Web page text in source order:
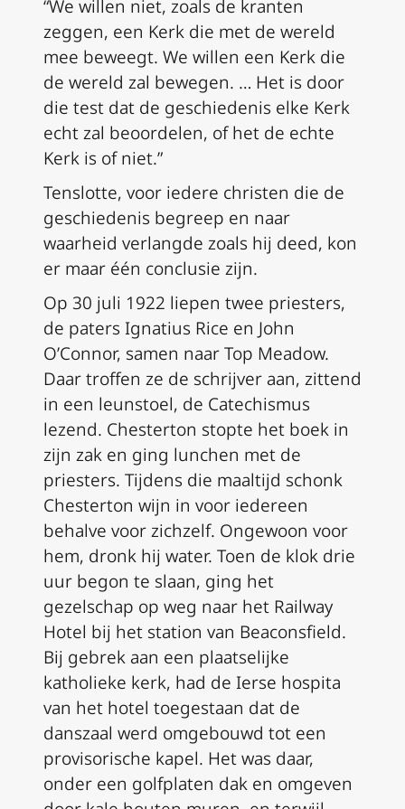
“We willen niet, zoals de kranten
zeggen, een Kerk die met de wereld
mee beweegt. We willen een Kerk die
de wereld zal bewegen. … Het is door
die test dat de geschiedenis elke Kerk
echt zal beoordelen, of het de echte
Kerk is of niet.”
Tenslotte, voor iedere christen die de
geschiedenis begreep en naar
waarheid verlangde zoals hij deed, kon
er maar één conclusie zijn.
Op 30 juli 1922 liepen twee priesters,
de paters Ignatius Rice en John
O’Connor, samen naar Top Meadow.
Daar troffen ze de schrijver aan, zittend
in een leunstoel, de Catechismus
lezend. Chesterton stopte het boek in
zijn zak en ging lunchen met de
priesters. Tijdens die maaltijd schonk
Chesterton wijn in voor iedereen
behalve voor zichzelf. Ongewoon voor
hem, dronk hij water. Toen de klok drie
uur begon te slaan, ging het
gezelschap op weg naar het Railway
Hotel bij het station van Beaconsfield.
Bij gebrek aan een plaatselijke
katholieke kerk, had de Ierse hospita
van het hotel toegestaan dat de
danszaal werd omgebouwd tot een
provisorische kapel. Het was daar,
onder een golfplaten dak en omgeven